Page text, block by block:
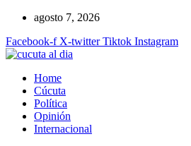
contenido
agosto 7, 2026
Facebook-f X-twitter Tiktok Instagram
Home
Cúcuta
Política
Opinión
Internacional